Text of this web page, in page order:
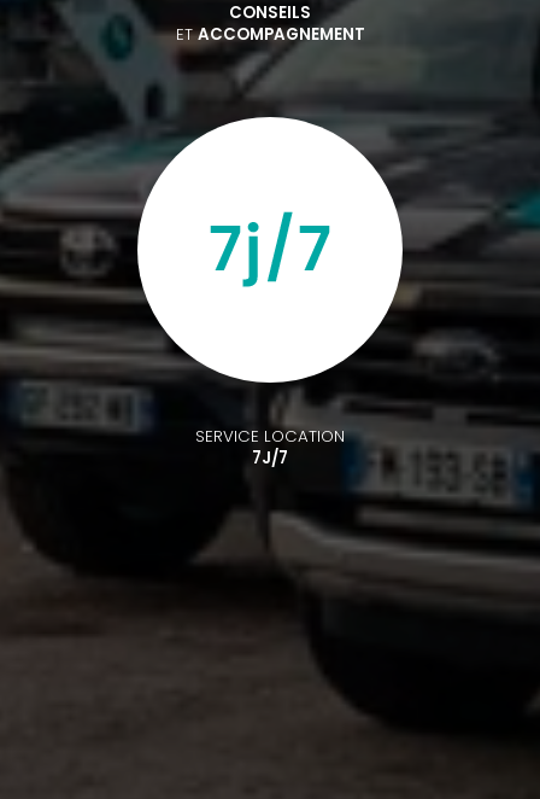
CONSEILS
ETACCOMPAGNEMENT
SERVICE LOCATION
7J/7